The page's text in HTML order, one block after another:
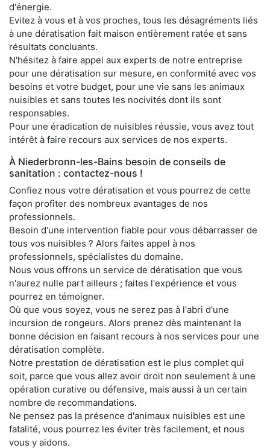
d'énergie.
Evitez à vous et à vos proches, tous les désagréments liés
à une dératisation fait maison entièrement ratée et sans
résultats concluants.
N'hésitez à faire appel aux experts de notre entreprise
pour une dératisation sur mesure, en conformité avec vos
besoins et votre budget, pour une vie sans les animaux
nuisibles et sans toutes les nocivités dont ils sont
responsables.
Pour une éradication de nuisibles réussie, vous avez tout
intérêt à faire recours aux services de nos experts.
À Niederbronn-les-Bains besoin de conseils de
sanitation : contactez-nous !
Confiez nous votre dératisation et vous pourrez de cette
façon profiter des nombreux avantages de nos
professionnels.
Besoin d'une intervention fiable pour vous débarrasser de
tous vos nuisibles ? Alors faites appel à nos
professionnels, spécialistes du domaine.
Nous vous offrons un service de dératisation que vous
n'aurez nulle part ailleurs ; faites l'expérience et vous
pourrez en témoigner.
Où que vous soyez, vous ne serez pas à l'abri d'une
incursion de rongeurs. Alors prenez dès maintenant la
bonne décision en faisant recours à nos services pour une
dératisation complète.
Notre prestation de dératisation est le plus complet qui
soit, parce que vous allez avoir droit non seulement à une
opération curative ou défensive, mais aussi à un certain
nombre de recommandations.
Ne pensez pas la présence d'animaux nuisibles est une
fatalité, vous pourrez les éviter très facilement, et nous
vous y aidons.